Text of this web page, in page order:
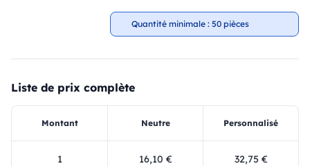
Quantité minimale : 50 pièces
Liste de prix complète
Montant Neutre Personnalisé
1 16,10 € 32,75 €